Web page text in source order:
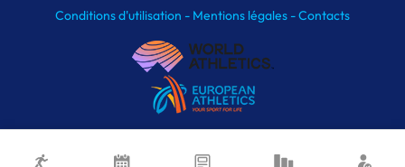
Conditions d'utilisation - Mentions légales -Contacts